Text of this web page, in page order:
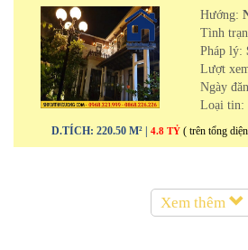
Hướng:
Tình
Pháp lý:
Lượt
Ngày
Loại tin:
D.TÍCH: 220.50 M² | 4.8 TỶ ( trên tổng
Xem thêm